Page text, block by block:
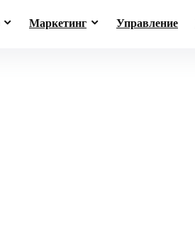
Маркетинг Управление